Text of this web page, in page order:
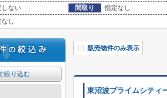
しない 間取り
指定なし
し
販売物件のみ表示
東沼波プライムシティ
絞り込む